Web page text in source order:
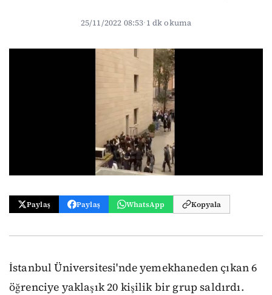
25/11/2022 08:53·1 dk okuma
Paylaş Paylaş WhatsApp Kopyala
İstanbul Üniversitesi'nde yemekhaneden çıkan 6
öğrenciye yaklaşık 20 kişilik bir grup saldırdı.